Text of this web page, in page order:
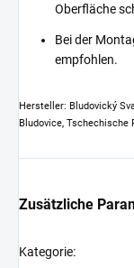
Oberfläche
Bei der
empfohlen.
Hersteller: Bludovický
Bludovice, Tschechische
Zusätzliche
Kategorie: